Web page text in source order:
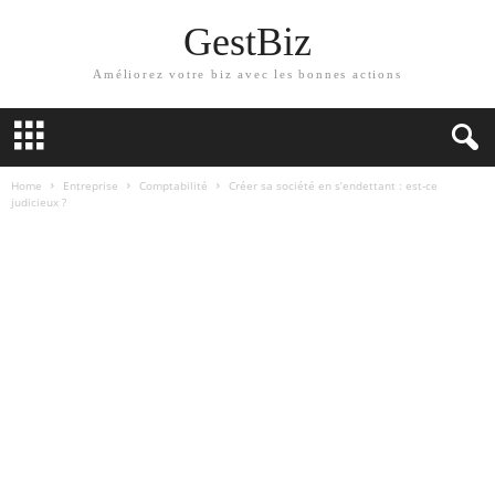
GestBiz
Améliorez votre biz avec les bonnes actions
Home Entreprise Comptabilité
Créer sa société en s’endettant : est-ce
judicieux ?